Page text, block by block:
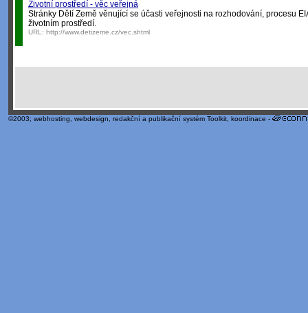
Životní prostředí - věc veřejná
Stránky Dětí Země věnující se účasti veřejnosti na rozhodování, procesu
životním prostředí.
URL: http://www.detizeme.cz/vec.shtml
©2003; webhosting webdesign redakční a publikační systém Toolkit , koordinace -